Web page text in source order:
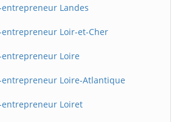
Landes
Loir-et-Cher
Loire
entrepreneur Loire-Atlantique
entrepreneur Loiret